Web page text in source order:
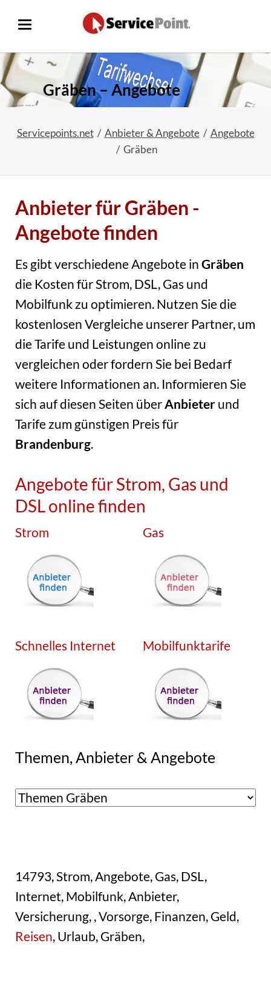
Gräben – Angebote
Servicepoints.net Anbieter & Angebote
Angebote
Gräben
Anbieter für Gräben -
Angebote finden
Es gibt verschiedene Angebote inGräben
die Kosten für Strom, DSL, Gas und
Mobilfunk zu optimieren. Nutzen Sie die
kostenlosen Vergleiche unserer Partner, um
die Tarife und Leistungen online zu
vergleichen oder fordern Sie bei Bedarf
weitere Informationen an. Informieren Sie
sich auf diesen Seiten überAnbieterund
Tarife zum günstigen Preis für
Brandenburg.
Angebote für Strom, Gas und
DSL online finden
Strom Gas
Schnelles Internet Mobilfunktarife
Themen, Anbieter & Angebote
14793, Strom, Angebote, Gas, DSL,
Internet, Mobilfunk, Anbieter,
Versicherung, , Vorsorge, Finanzen, Geld,
Reisen, Urlaub, Gräben,